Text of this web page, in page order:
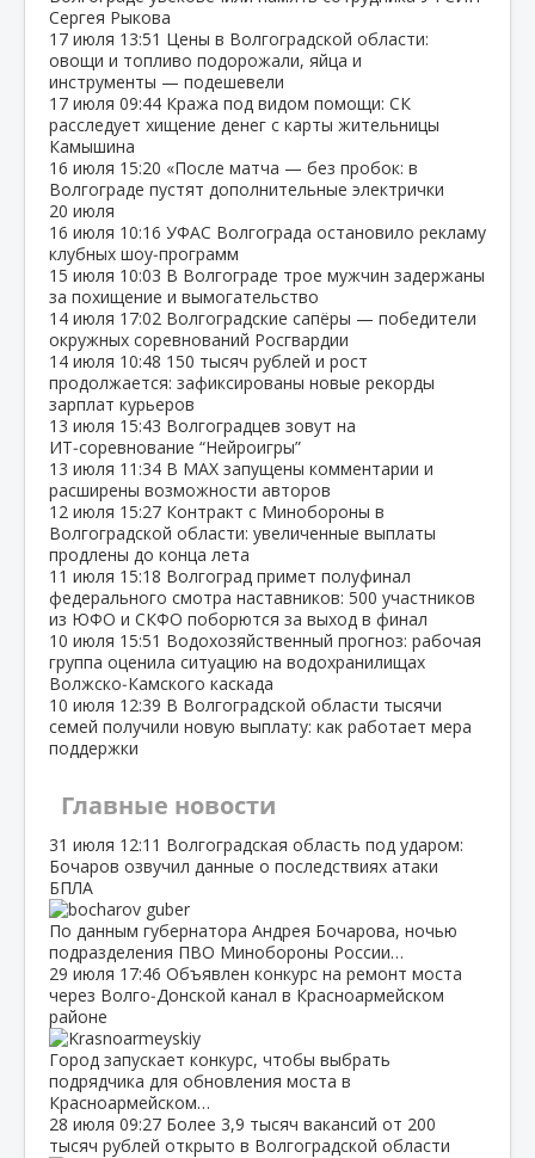
Сергея Рыкова
17 июля 13:51 Цены в Волгоградской области:
овощи и топливо подорожали, яйца и
инструменты — подешевели
17 июля 09:44 Кража под видом помощи: СК
расследует хищение денег с карты жительницы
Камышина
16 июля 15:20 «После матча — без пробок: в
Волгограде пустят дополнительные электрички
20 июля
16 июля 10:16 УФАС Волгограда остановило рекламу
клубных шоу‑программ
15 июля 10:03 В Волгограде трое мужчин задержаны
за похищение и вымогательство
14 июля 17:02 Волгоградские сапёры — победители
окружных соревнований Росгвардии
14 июля 10:48 150 тысяч рублей и рост
продолжается: зафиксированы новые рекорды
зарплат курьеров
13 июля 15:43 Волгоградцев зовут на
ИТ‑соревнование “Нейроигры”
13 июля 11:34 В МАХ запущены комментарии и
расширены возможности авторов
12 июля 15:27 Контракт с Минобороны в
Волгоградской области: увеличенные выплаты
продлены до конца лета
11 июля 15:18 Волгоград примет полуфинал
федерального смотра наставников: 500 участников
из ЮФО и СКФО поборются за выход в финал
10 июля 15:51 Водохозяйственный прогноз: рабочая
группа оценила ситуацию на водохранилищах
Волжско‑Камского каскада
10 июля 12:39 В Волгоградской области тысячи
семей получили новую выплату: как работает мера
поддержки
Главные новости
31 июля 12:11 Волгоградская область под ударом:
Бочаров озвучил данные о последствиях атаки
БПЛА
По данным губернатора Андрея Бочарова, ночью
подразделения ПВО Минобороны России…
29 июля 17:46 Объявлен конкурс на ремонт моста
через Волго‑Донской канал в Красноармейском
районе
Город запускает конкурс, чтобы выбрать
подрядчика для обновления моста в
Красноармейском…
28 июля 09:27 Более 3,9 тысяч вакансий от 200
тысяч рублей открыто в Волгоградской области